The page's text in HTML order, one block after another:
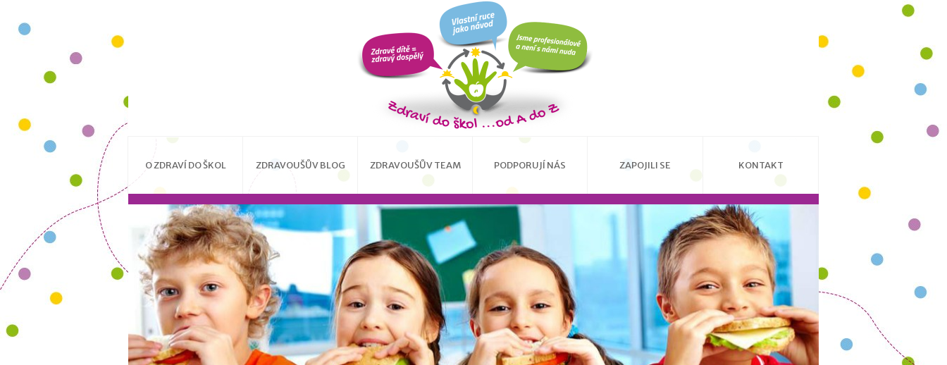
O ZDRAVÍ DO ŠKOL ZDRAVOUŠŮV BLOG ZDRAVOUŠŮV TEAM PODPORUJÍ NÁS ZAPOJILI SE KONTAKT